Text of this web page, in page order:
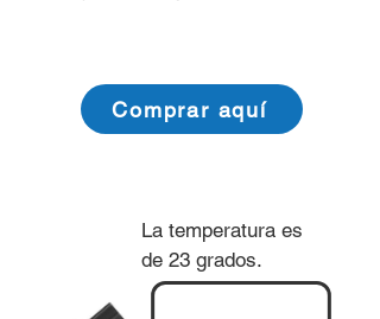
Comprar aquí
La temperatura es
de 23 grados.